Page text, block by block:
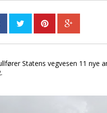
Statens vegvesen 11 nye